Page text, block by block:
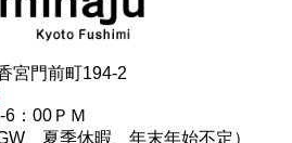
宮門前町194-2
：00ＰＭ
、夏季休暇、年末年始不定）